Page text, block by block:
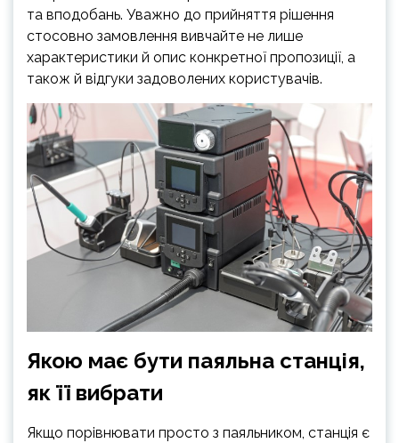
та вподобань. Уважно до прийняття рішення
стосовно замовлення вивчайте не лише
характеристики й опис конкретної пропозиції, а
також й відгуки задоволених користувачів.
Якою має бути паяльна станція,
як її вибрати
Якщо порівнювати просто з паяльником, станція є